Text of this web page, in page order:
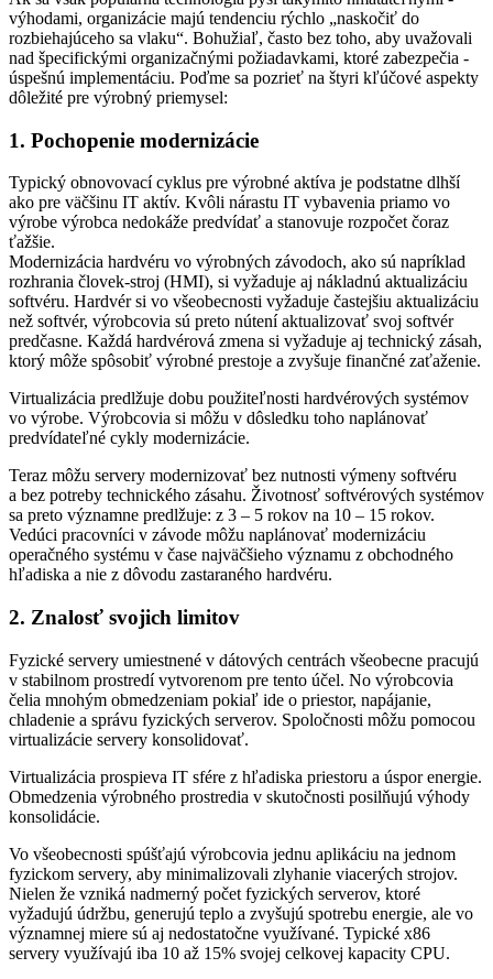
výhodami, organizácie majú tendenciu rýchlo „naskočiť do
rozbiehajúceho sa vlaku“. Bohužiaľ, často bez toho, aby uvažovali
nad špecifickými organizačnými požiadavkami, ktoré zabezpečia ­
úspešnú implementáciu. Poďme sa pozrieť na štyri kľúčové aspekty
dôležité pre výrobný priemysel:
1. Pochopenie modernizácie
Typický obnovovací cyklus pre výrobné aktíva je podstatne dlhší
ako pre väčšinu IT aktív. Kvôli nárastu IT vybavenia priamo vo
výrobe výrobca nedokáže predvídať a stanovuje rozpočet čoraz
ťažšie.
Modernizácia hardvéru vo výrobných závodoch, ako sú napríklad
rozhrania človek-stroj (HMI), si vyžaduje aj nákladnú aktualizáciu
softvéru. Hardvér si vo všeobecnosti vyžaduje častejšiu aktualizáciu
než softvér, výrobcovia sú preto nútení aktualizovať svoj softvér
predčasne. Každá hardvérová zmena si vyžaduje aj technický zásah,
ktorý môže spôsobiť výrobné prestoje a zvyšuje finančné zaťaženie.
Virtualizácia predlžuje dobu použiteľnosti hardvérových systémov
vo výrobe. Výrobcovia si môžu v dôsledku toho naplánovať
predvídateľné cykly modernizácie.
Teraz môžu servery modernizovať bez nutnosti výmeny softvéru
a bez potreby technického zásahu. Životnosť softvérových systémov
sa preto významne predlžuje: z 3 – 5 rokov na 10 – 15 rokov.
Vedúci pracovníci v závode môžu naplánovať modernizáciu
operačného systému v čase najväčšieho významu z obchodného
hľadiska a nie z dôvodu zastaraného hardvéru.
2. Znalosť svojich limitov
Fyzické servery umiestnené v dátových centrách všeobecne pracujú
v stabilnom prostredí vytvorenom pre tento účel. No výrobcovia
čelia mnohým obmedzeniam pokiaľ ide o priestor, napájanie,
chladenie a správu fyzických serverov. Spoločnosti môžu pomocou
virtualizácie servery konsolidovať.
Virtualizácia prospieva IT sfére z hľadiska priestoru a úspor energie.
Obmedzenia výrobného prostredia v skutočnosti posilňujú výhody
konsolidácie.
Vo všeobecnosti spúšťajú výrobcovia jednu aplikáciu na jednom
fyzickom servery, aby minimalizovali zlyhanie viacerých strojov.
Nielen že vzniká nadmerný počet fyzických serverov, ktoré
vyžadujú údržbu, generujú teplo a zvyšujú spotrebu energie, ale vo
významnej miere sú aj nedostatočne využívané. Typické x86
servery využívajú iba 10 až 15% svojej celkovej kapacity CPU.